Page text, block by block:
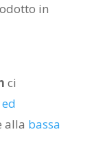
in
ci
alla bassa